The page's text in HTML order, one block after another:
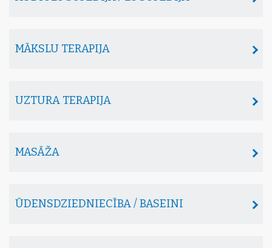
MĀKSLU TERAPIJA
UZTURA TERAPIJA
MASĀŽA
ŪDENSDZIEDNIECĪBA / BASEINI